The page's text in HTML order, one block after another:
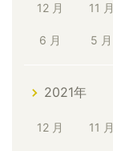
12 月 11 月
6 月 5 月
2021年
12 月 11 月